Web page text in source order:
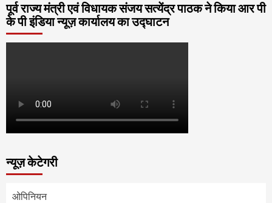
पूर्व राज्य मंत्री एवं विधायक संजय सत्येंद्र पाठक ने किया आर पी
के पी इंडिया न्यूज़ कार्यालय का उद्घाटन
न्यूज़ केटेगरी
ओपिनियन